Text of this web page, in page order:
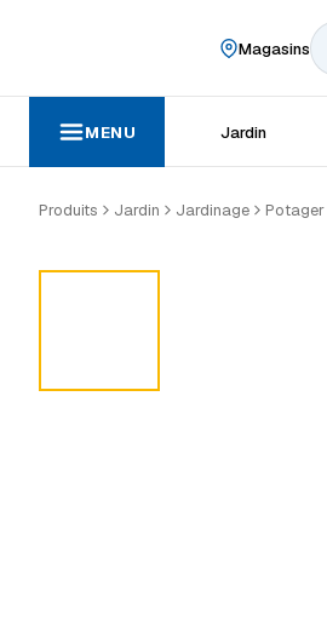
Magasins
MENU Jardin
Produits Jardin Jardinage Potager